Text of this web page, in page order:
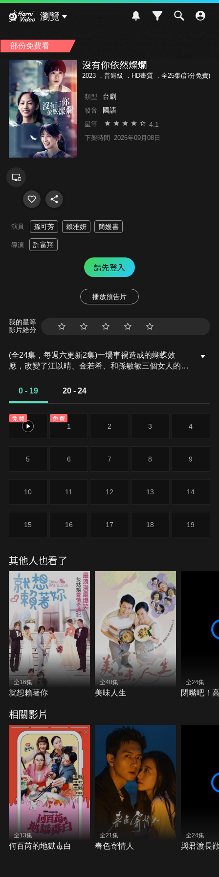
瀏覽
部份免費看
沒有你依然燦爛
2023 ． 普遍級 ．HD畫質 ．全25集(部分免費)
類型 台劇
發音 國語
星等 4.1
下架時間 2026年09月08日
演員 孫可芳 賴雅妍 簡嫚書
導演 許富翔
請先登入
播放預告片
我的星等
影片給分
(全24集，每週六更新2集)一場車禍造成的蝴蝶效
應，改變了江以晴、金若希、和孫敏敏三個女人的命
0 - 19
20 - 24
免費
0
免費
1 2 3 4
5 6 7 8 9
10 11 12 13 14
15 16 17 18 19
其他人也看了
全16集
就想賴著你
全40集
美味人生
全24集
閉嘴吧！
相關影片
全13集
何百芮的地獄毒白
全21集
春色寄情人
全24集
與君渡長